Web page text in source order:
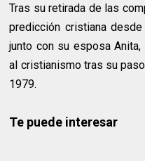
Tras su retirada de las
predicción cristiana
junto con su esposa
al cristianismo tras su
1979.
Te puede interesar